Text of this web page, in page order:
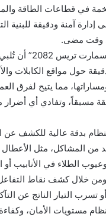
في قطاعات الطاقة
آمنة ودقيقة للبنية
وقت مضى.
ويمكن لسلسلة
حول مواقع الكابلات
مما يتيح لفرق
مسبقاً، وتفادي أي أضرار
بدقة عالية للكشف عن
من المشاكل، مثل الأعطال
الطلاء في الأنابيب أو
ومن خلال كشف نقاط
تسرب التيار الناتج عن
مستويات الأمان،